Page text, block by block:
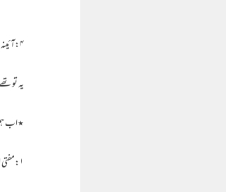
۴:آئینہ اہل سنت کتاب میں بھی مولوی ابو کلیم صدیق فانی صاحب پیر مہر علی شاہ صاحب کے حوالے سے نبی ﷺ کو عالم الغیب تسلیم کرتے ہیں۔
یہ تو
٭اب
۱:مفتی اختر رضا بریلوی صاحب لکھتے ہیں؛